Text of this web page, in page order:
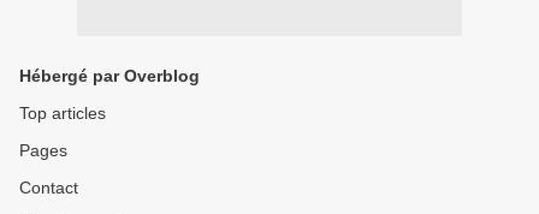
Hébergé par Overblog
Top articles
Pages
Contact